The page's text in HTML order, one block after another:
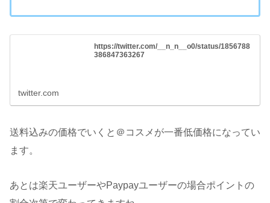
https://twitter.com/__n_n__o0/status/1856788
386847363267
twitter.com
送料込みの価格でいくと＠コスメが一番低価格になってい
ます。
あとは楽天ユーザーやPaypayユーザーの場合ポイントの